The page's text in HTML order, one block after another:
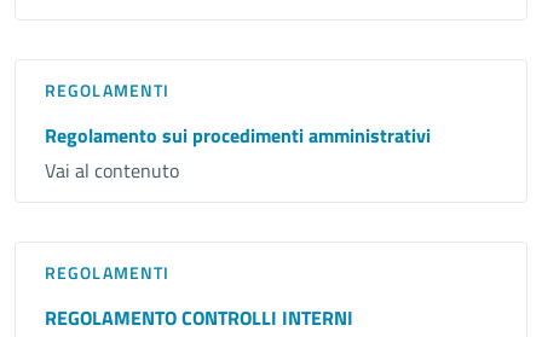
REGOLAMENTI
Regolamento sui procedimenti amministrativi
Vai al contenuto
REGOLAMENTI
REGOLAMENTO CONTROLLI INTERNI